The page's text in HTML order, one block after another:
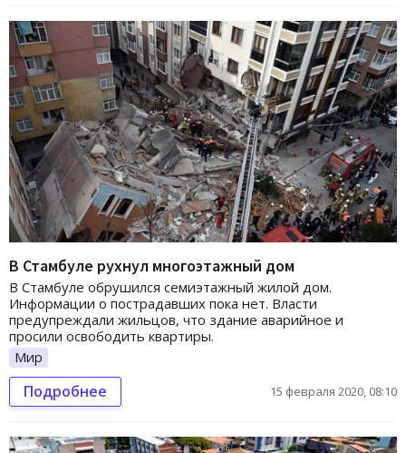
В Стамбуле рухнул многоэтажный дом
В Стамбуле обрушился семиэтажный жилой дом.
Информации о пострадавших пока нет. Власти
предупреждали жильцов, что здание аварийное и
просили освободить квартиры.
Мир
Подробнее 15 февраля 2020, 08:10